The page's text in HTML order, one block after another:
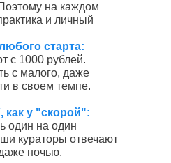
на каждом
и личный
старта:
с 1000 рублей.
с малого, даже
в своем темпе.
как у "скорой":
один на один
кураторы отвечают
ночью.